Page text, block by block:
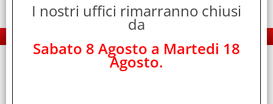
SPEDIZIONI
PAGAMENTI
Distributore Ingrosso Telefonia Cellulare ed Elettronica
di Consumo
I nostri uffici rimarranno chiusi
da
Sabato 8 Agosto a Martedi 18
Agosto.